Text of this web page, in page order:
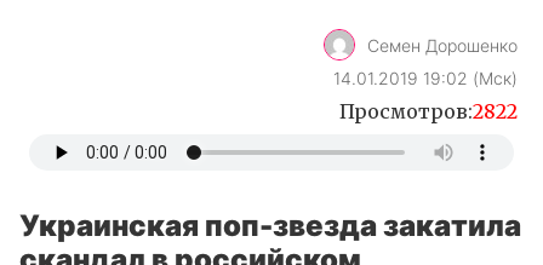
Семен Дорошенко
14.01.2019 19:02 (Мск)
Просмотров:2822
Украинская поп-звезда закатила